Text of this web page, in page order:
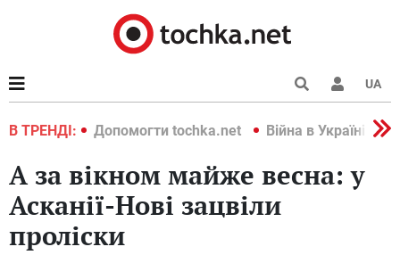
UA
В ТРЕНДІ:
2022 Допомогти tochka.net Війна в Україні 2022
А за вікном майже весна: у
Асканії-Нові зацвіли
проліски